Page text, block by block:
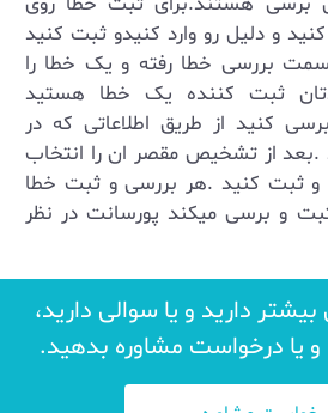
و دلیل رو وارد کنیدو ثبت کنید
بررسی خطا رفته و یک خطا را
ثبت کننده یک خطا هستید
کنید از طریق اطلاعاتی که در
.بعد از تشخیص مقصر ان را انتخاب
و ثبت کنید .هر بررسی و ثبت خطا
ثبت و برسی میکند پورسانت در نظر
بیشتر دارید و یا سوالی دارید،
و یا درخواست مشاوره بدهید.